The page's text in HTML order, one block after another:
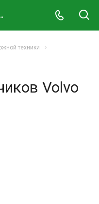
Volvo
техники
Volvo